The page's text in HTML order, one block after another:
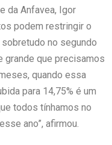
da Anfavea, Igor
podem restringir o
no segundo
grande que precisamos
quando essa
para 14,75% é um
todos tínhamos no
ano”, afirmou.